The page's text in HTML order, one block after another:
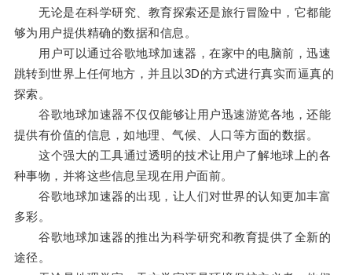
无论是在科学研究、教育探索还是旅行冒险中，它都能
够为用户提供精确的数据和信息。
用户可以通过谷歌地球加速器，在家中的电脑前，迅速
跳转到世界上任何地方，并且以3D的方式进行真实而逼真的
探索。
谷歌地球加速器不仅仅能够让用户迅速游览各地，还能
提供有价值的信息，如地理、气候、人口等方面的数据。
这个强大的工具通过透明的技术让用户了解地球上的各
种事物，并将这些信息呈现在用户面前。
谷歌地球加速器的出现，让人们对世界的认知更加丰富
多彩。
谷歌地球加速器的推出为科学研究和教育提供了全新的
途径。